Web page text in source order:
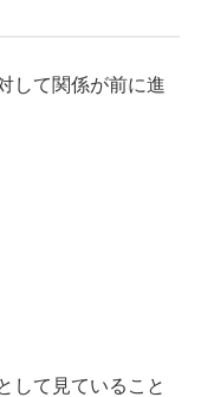
して関係が前に進
して見ていること